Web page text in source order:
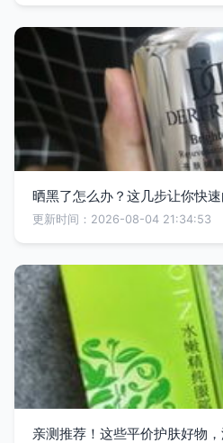
晒黑了怎么办？这几步让你快
更新时间：2026-08-04 21:34:53
亲测推荐！这些平价护肤好物